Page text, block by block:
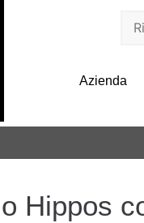
Azienda
Hippos